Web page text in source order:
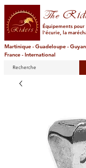
The
Équipements
l'écurie, la
Martinique - Guadeloupe -
France - International